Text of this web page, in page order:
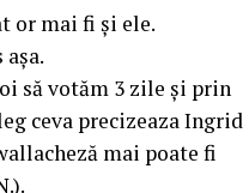
or mai fi și ele.
să votăm 3 zile și prin
ceva precizeaza Ingrid
mai poate fi